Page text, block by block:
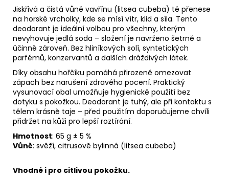
Jiskřivá a čistá vůně vavřínu (litsea cubeba) tě přenese
na horské vrcholky, kde se mísí vítr, klid a síla. Tento
deodorant je ideální volbou pro všechny, kterým
nevyhovuje jedlá soda – složení je navrženo šetrně a
účinně zároveň. Bez hliníkových solí, syntetických
parfémů, konzervantů a dalších dráždivých látek.
Díky obsahu hořčíku pomáhá přirozeně omezovat
zápach bez narušení zdravého pocení. Praktický
vysunovací obal umožňuje hygienické použití bez
dotyku s pokožkou. Deodorant je tuhý, ale při kontaktu s
tělem krásně taje – před použitím doporučujeme chvíli
přidržet na kůži pro lepší roztírání.
Hmotnost: 65 g ± 5 %
Vůně: svěží, citrusově bylinná (litsea cubeba)
Vhodné i pro citlivou pokožku.